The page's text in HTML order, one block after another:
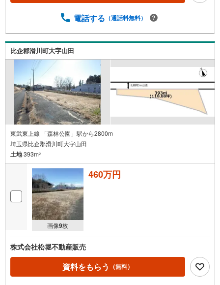
電話する （通話料無料）
比企郡滑川町大字山田
東武東上線 「森林公園」駅から2800m
埼玉県比企郡滑川町大字山田
土地393m2
画像9枚
460万円
株式会社松堀不動産販売
資料をもらう （無料）